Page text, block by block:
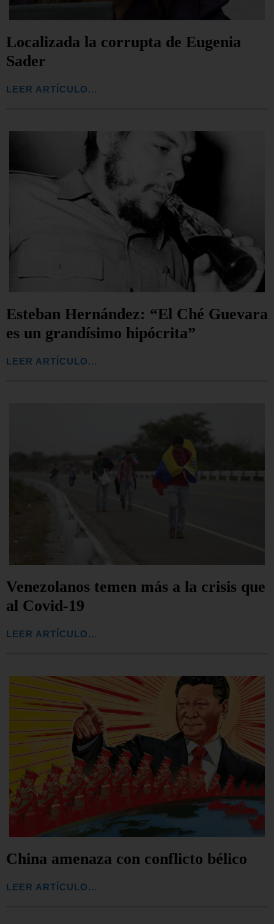
Localizada la corrupta de Eugenia
Sader
LEER ARTÍCULO...
Esteban Hernández: “El Ché Guevara
es un grandísimo hipócrita”
LEER ARTÍCULO...
Venezolanos temen más a la crisis que
al Covid-19
LEER ARTÍCULO...
China amenaza con conflicto bélico
LEER ARTÍCULO...